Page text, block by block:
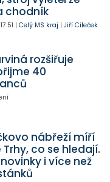
chodník
17:51 | Celý MS kraj | Jiří Cileček
rozšiřuje
40
nábřeží míří
co se hledají.
i více než